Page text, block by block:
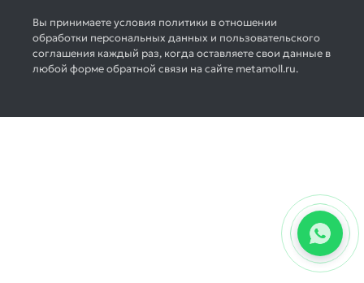
Вы принимаете условия политики в отношении
обработки персональных данных и пользовательского
соглашения каждый раз, когда оставляете свои данные в
любой форме обратной связи на сайте metamoll.ru.